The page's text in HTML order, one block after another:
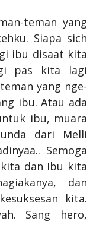
teman yang
Siapa sich
ibu disaat kita
pas kita lagi
yang nge-
ibu. Atau ada
ibu, muara
dari Melli
Semoga
dan Ibu kita
dan
kita.
Sang hero,